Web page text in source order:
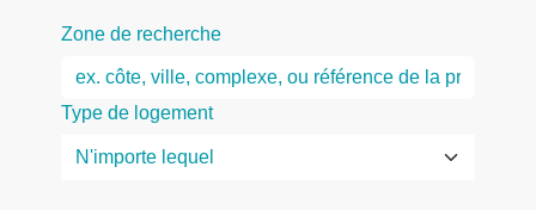
Zone de recherche
Type de logement